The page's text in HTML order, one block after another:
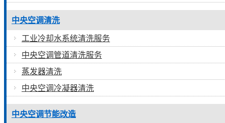
中央空调清洗
工业冷却水系统清洗服务
中央空调管道清洗服务
蒸发器清洗
中央空调冷凝器清洗
中央空调节能改造